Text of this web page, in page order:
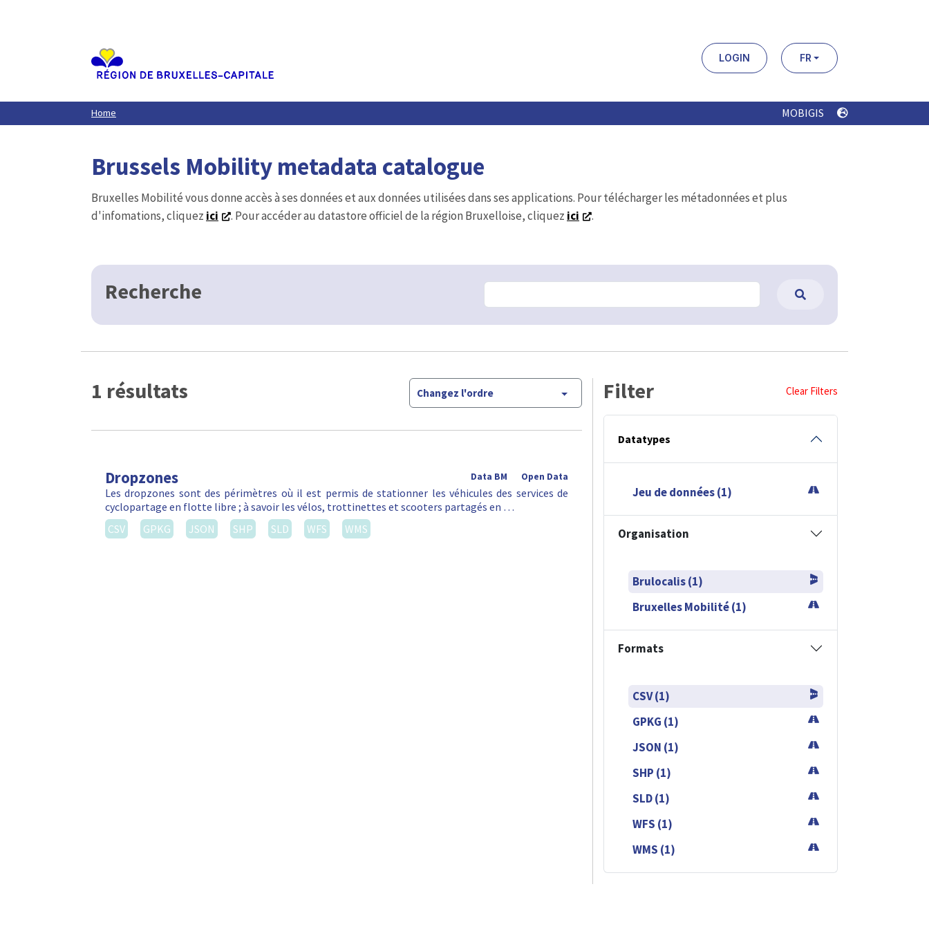
LOGIN FR
Home MOBIGIS
Brussels Mobility metadata catalogue
Bruxelles Mobilité vous donne accès à ses données et aux données utilisées dans ses applications. Pour télécharger les métadonnées et plus
d'infomations, cliquez ici . Pour accéder au datastore officiel de la région Bruxelloise, cliquez ici .
Recherche
1 résultats Changez l'ordre
Dropzones Open Data
Data BM
Les dropzones sont des périmètres où il est permis de stationner les véhicules des services de
cyclopartage en flotte libre ; à savoir les vélos, trottinettes et scooters partagés en …
CSV
GPKG JSON SHP SLD WFS WMS
Filter Clear Filters
Datatypes
Jeu de données (1)
Organisation
Brulocalis (1)
Bruxelles Mobilité (1)
Formats
CSV (1)
GPKG (1)
JSON (1)
SHP (1)
SLD (1)
WFS (1)
WMS (1)